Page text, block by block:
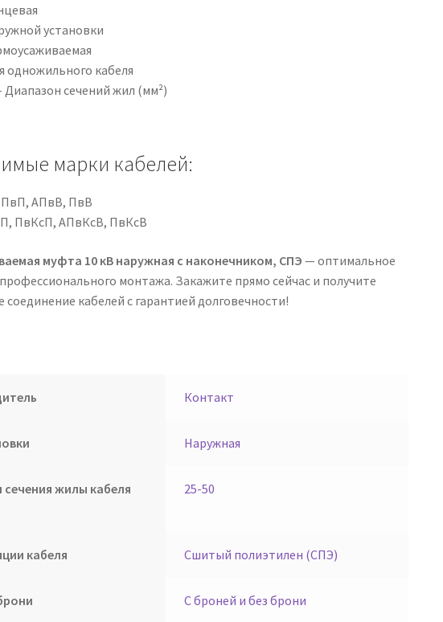
установки
одножильного кабеля
Диапазон сечений жил (мм²)
марки кабелей:
АПвВ, ПвВ
ПвКсП, АПвКсВ, ПвКсВ
муфта 10 кВ наружная с наконечником, СПЭ— оптимальное
монтажа. Закажите прямо сейчас и получите
соединение кабелей с гарантией долговечности!
Контакт
Наружная
жилы кабеля
25-50
кабеля Сшитый полиэтилен (СПЭ)
С броней и без брони